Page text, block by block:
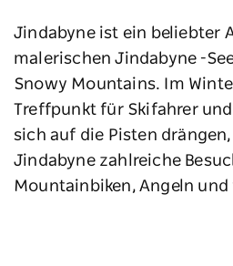
Jindabyne ist ein beliebter
malerischen Jindabyne -
Snowy Mountains. Im
Treffpunkt für Skifahrer
sich auf die Pisten
Jindabyne zahlreiche
Mountainbiken, Angeln und